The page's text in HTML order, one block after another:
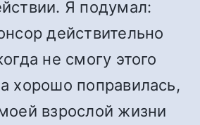
Я подумал:
действительно
не смогу этого
хорошо поправилась,
взрослой жизни